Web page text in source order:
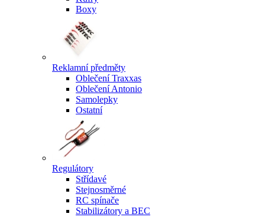
Boxy
Reklamní předměty
Oblečení Traxxas
Oblečení Antonio
Samolepky
Ostatní
Regulátory
Střídavé
Stejnosměrné
RC spínače
Stabilizátory a BEC